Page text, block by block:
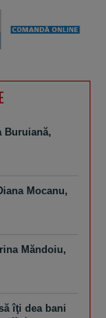
Buruiană,
Mocanu,
Măndoiu,
îţi dea bani